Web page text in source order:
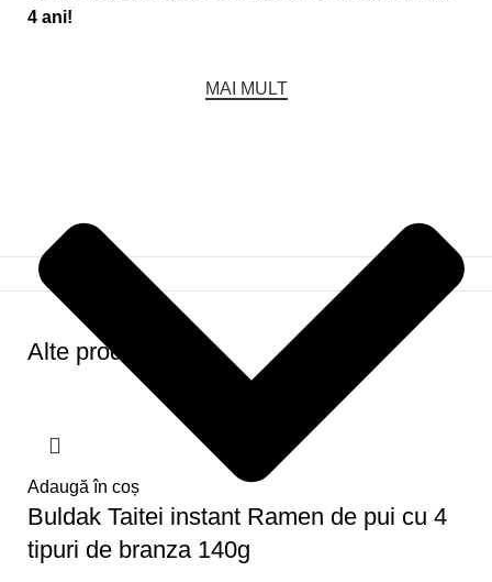
4 ani!
MAI MULT
Alte produse
Adaugă în coș
Buldak Taitei instant Ramen de pui cu 4
tipuri de branza 140g